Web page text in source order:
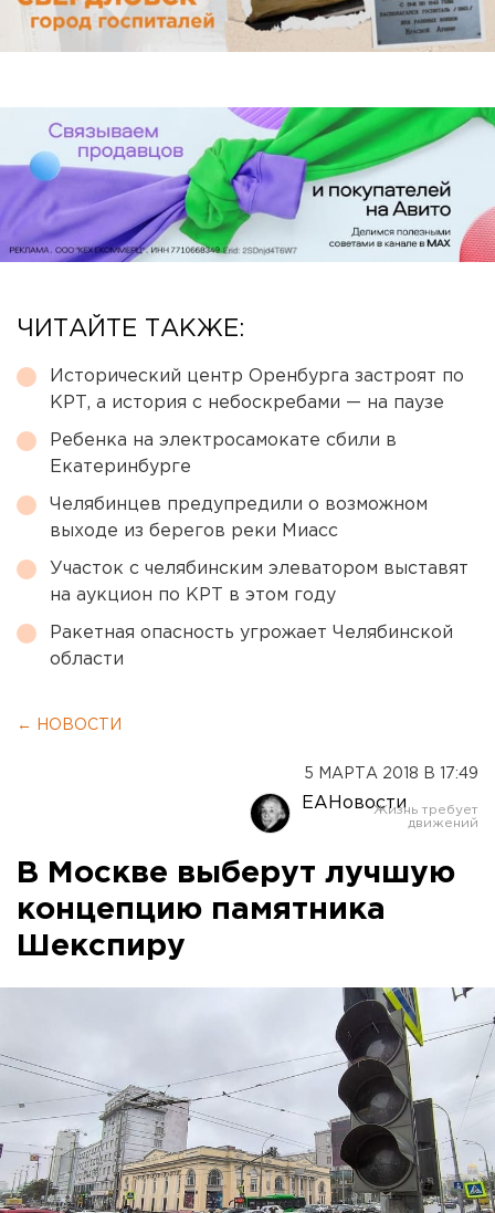
ЧИТАЙТЕ ТАКЖЕ:
Исторический центр Оренбурга застроят по
КРТ, а история с небоскребами — на паузе
Ребенка на электросамокате сбили в
Екатеринбурге
Челябинцев предупредили о возможном
выходе из берегов реки Миасс
Участок с челябинским элеватором выставят
на аукцион по КРТ в этом году
Ракетная опасность угрожает Челябинской
области
← НОВОСТИ
5 МАРТА 2018 В 17:49
ЕАНовости
В Москве выберут лучшую
концепцию памятника
Шекспиру